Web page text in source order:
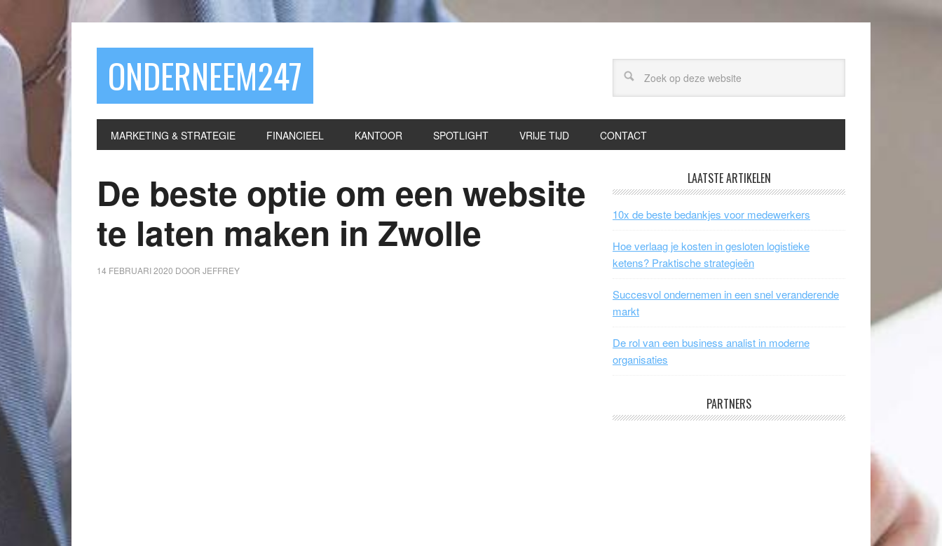
ONDERNEEM247
MARKETING & STRATEGIE FINANCIEEL KANTOOR SPOTLIGHT VRIJE TIJD CONTACT
De beste optie om een website
te laten maken in Zwolle
14 FEBRUARI 2020 DOOR JEFFREY
LAATSTE ARTIKELEN
10x de beste bedankjes voor medewerkers
Hoe verlaag je kosten in gesloten logistieke
ketens? Praktische strategieën
Succesvol ondernemen in een snel veranderende
markt
De rol van een business analist in moderne
organisaties
PARTNERS